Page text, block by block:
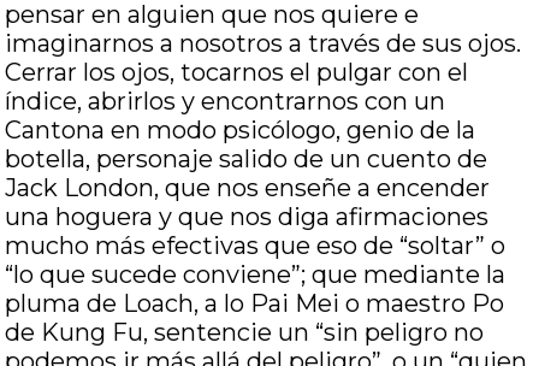
pensar en alguien que nos quiere e
imaginarnos a nosotros a través de sus ojos.
Cerrar los ojos, tocarnos el pulgar con el
índice, abrirlos y encontrarnos con un
Cantona en modo psicólogo, genio de la
botella, personaje salido de un cuento de
Jack London, que nos enseñe a encender
una hoguera y que nos diga afirmaciones
mucho más efectivas que eso de “soltar” o
“lo que sucede conviene”; que mediante la
pluma de Loach, a lo Pai Mei o maestro Po
de Kung Fu, sentencie un “sin peligro no